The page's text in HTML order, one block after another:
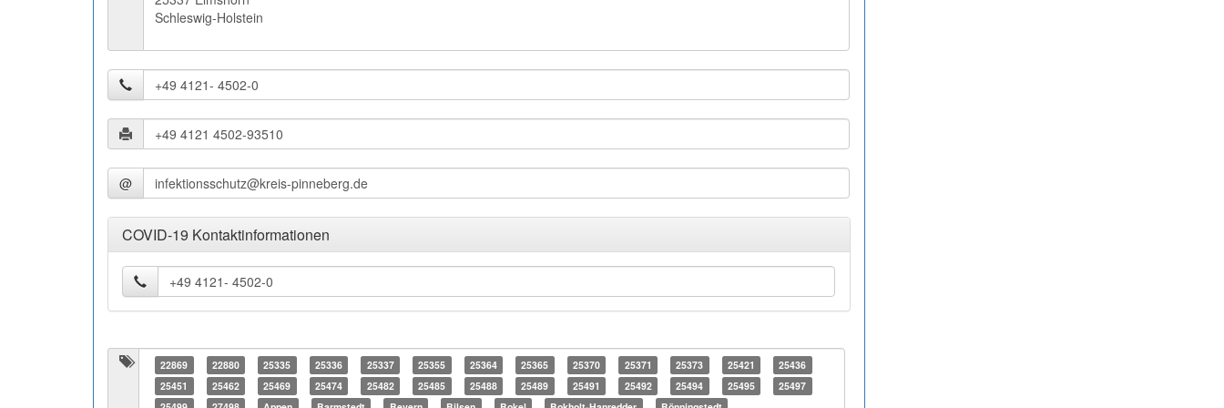
Schleswig-Holstein
@
COVID-19 Kontaktinformationen
22869 22880 25335 25336 25337 25355 25364 25365 25370 25371 25373 25421
25436
25451
25462 25469 25474 25482 25485 25488 25489 25491 25492 25494 25495
25497